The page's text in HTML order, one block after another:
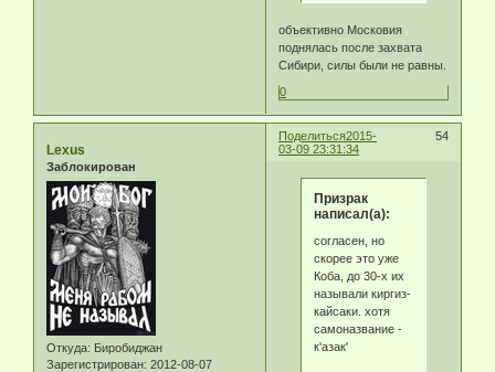
объективно Московия
поднялась после захвата
Сибири, силы были не равны.
0
Поделиться 54
2015-
03-09 23:31:34
Lexus
Заблокирован
Откуда: Биробиджан
Зарегистрирован: 2012-08-07
Призрак
написал(а):
согласен, но
скорее это уже
Коба, до 30-х их
называли киргиз-
кайсаки. хотя
самоназвание -
к'азак'